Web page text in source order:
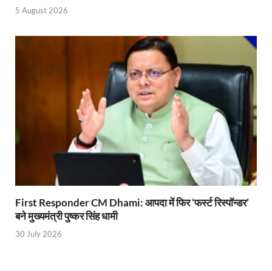
Swami Vivekanand Jayanti: मुख्यमंत्री पुष्कर सिंह
PM Modi Somnath Mandir: सोमनाथ में पीएम मोदी ने
Uttar Pradesh News: ‘आभार प्रधानमंत्री जी, डबल
UP AI App: सीएम योगी के मिशन को साकार कर रहा
Ashwini Vaishnaw: औपनिवेशिक मानसिकता से रेलवे को
Aadhaar gets a face: भारतीय विशिष्ट पहचान
AI Start-Ups: प्रधानमंत्री ने भारतीय एआई स्टार्टअप्स के
Hindi Salahkar Samiti: विधि एवं न्याय मंत्रालय विधायी
5 August 2026
First Responder CM Dhami: आपदा में फिर ‘फर्स्ट रिस्पॉन्डर’
बने मुख्यमंत्री पुष्कर सिंह धामी
30 July 2026